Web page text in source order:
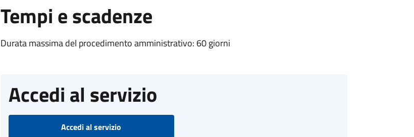
Tempi e scadenze
Durata massima del procedimento amministrativo: 60 giorni
Accedi al servizio
Accedi al servizio